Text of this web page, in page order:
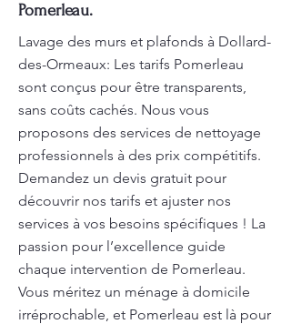
Pomerleau.
Lavage des murs et plafonds à Dollard-
des-Ormeaux: Les tarifs Pomerleau
sont conçus pour être transparents,
sans coûts cachés. Nous vous
proposons des services de nettoyage
professionnels à des prix compétitifs.
Demandez un devis gratuit pour
découvrir nos tarifs et ajuster nos
services à vos besoins spécifiques ! La
passion pour l’excellence guide
chaque intervention de Pomerleau.
Vous méritez un ménage à domicile
irréprochable, et Pomerleau est là pour